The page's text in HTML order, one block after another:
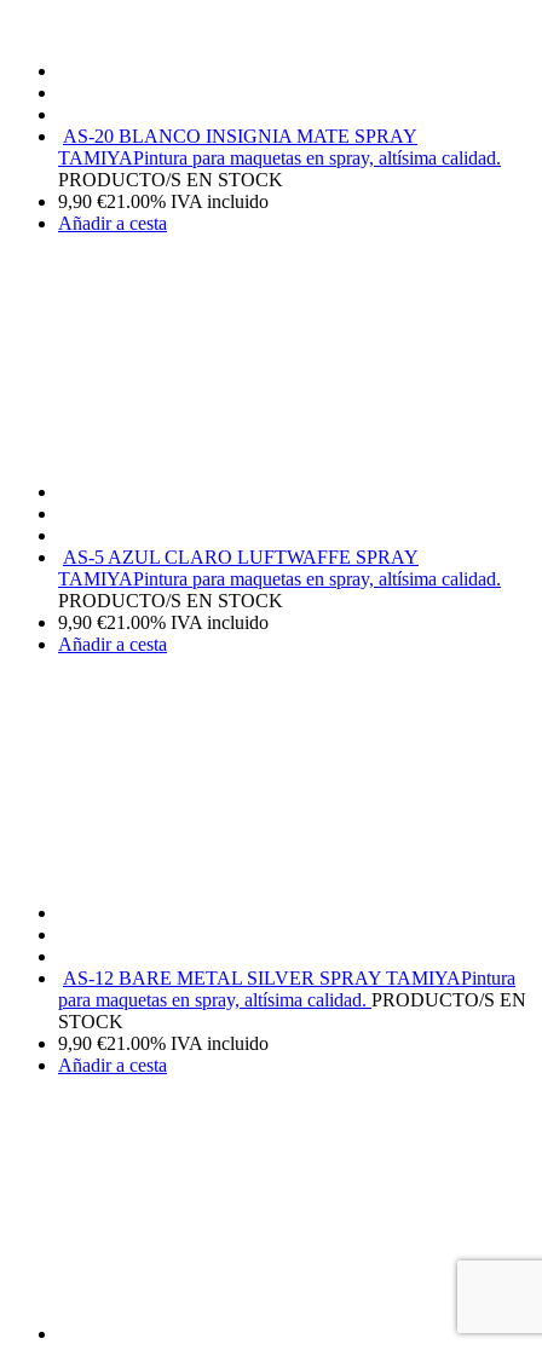
AS-20 BLANCO INSIGNIA MATE SPRAY
TAMIYAPintura para maquetas en spray, altísima calidad.
PRODUCTO/S EN STOCK
9,90 €21.00% IVA incluido
Añadir a cesta
AS-5 AZUL CLARO LUFTWAFFE SPRAY
TAMIYAPintura para maquetas en spray, altísima calidad.
PRODUCTO/S EN STOCK
9,90 €21.00% IVA incluido
Añadir a cesta
AS-12 BARE METAL SILVER SPRAY TAMIYAPintura
para maquetas en spray, altísima calidad. PRODUCTO/S EN
STOCK
9,90 €21.00% IVA incluido
Añadir a cesta